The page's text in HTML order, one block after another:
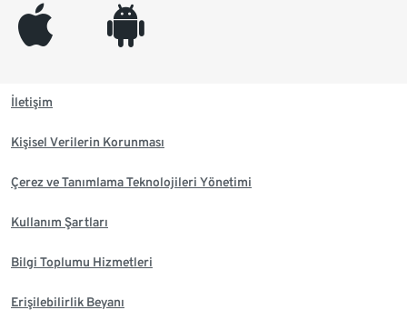
appleinc android
İletişim
Kişisel Verilerin Korunması
Çerez ve Tanımlama Teknolojileri Yönetimi
Kullanım Şartları
Bilgi Toplumu Hizmetleri
Erişilebilirlik Beyanı